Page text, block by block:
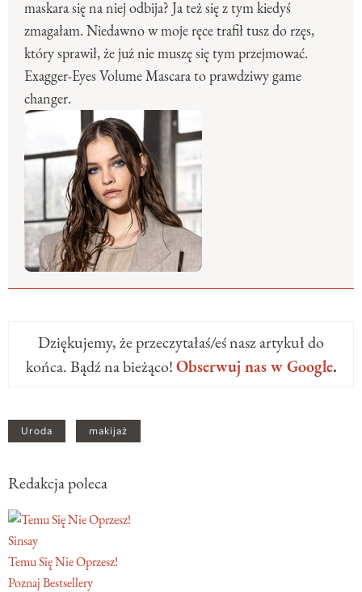
maskara się na niej odbija? Ja też się z tym kiedyś
zmagałam. Niedawno w moje ręce trafił tusz do rzęs,
który sprawił, że już nie muszę się tym przejmować.
Exagger-Eyes Volume Mascara to prawdziwy game
changer.
Dziękujemy, że przeczytałaś/eś nasz artykuł do
końca. Bądź na bieżąco!Obserwuj nas w Google.
Uroda makijaż
Redakcja poleca
Sinsay
Temu Się Nie Oprzesz!
Poznaj Bestsellery